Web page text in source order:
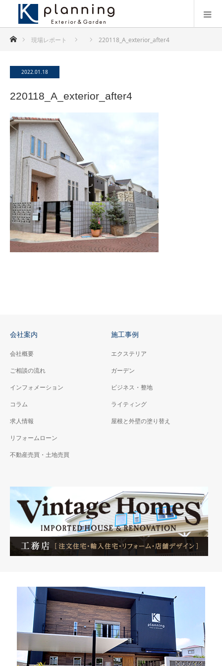
ホーム現場レポート 220118_A_exterior_after4
2022.01.18
220118_A_exterior_after4
会社案内
会社概要
ご相談の流れ
インフォメーション
コラム
求人情報
リフォームローン
不動産売買・土地売買
施工事例
エクステリア
ガーデン
ビジネス・整地
ライティング
屋根と外壁の塗り替え